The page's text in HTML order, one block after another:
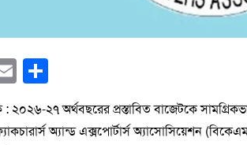
Email
: ২০২৬-২৭ অর্থবছরের প্রস্তাবিত বাজেটকে
অ্যান্ড এক্সপোর্টার্স অ্যাসোসিয়েশন